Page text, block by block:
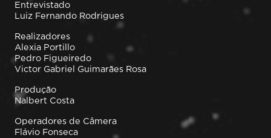
Entrevistado
Luiz Fernando Rodrigues
Realizadores
Alexia Portillo
Pedro Figueiredo
Victor Gabriel Guimarães Rosa
Produção
Nalbert Costa
Operadores de Câmera
Flávio Fonseca